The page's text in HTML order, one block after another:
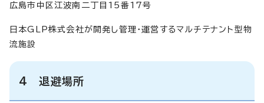
広島市中区江波南二丁目15番17号
日本GLP株式会社が開発し管理・運営するマルチテナント型物
流施設
4 退避場所